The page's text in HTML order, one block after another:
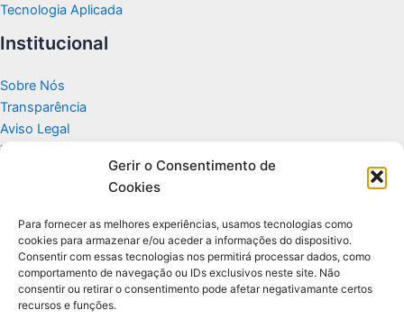
Gerir o Consentimento de
Cookies
Para fornecer as melhores experiências, usamos tecnologias como
cookies para armazenar e/ou aceder a informações do dispositivo.
Consentir com essas tecnologias nos permitirá processar dados, como
comportamento de navegação ou IDs exclusivos neste site. Não
consentir ou retirar o consentimento pode afetar negativamante certos
recursos e funções.
Tecnologia Aplicada
Institucional
Sobre Nós
Transparência
Aviso Legal
Termos de Uso
Politicas de Privacidade e Cookies
Apoio
Glossário de Tecnologia
Portal editorial independente sobre tecnologia, PC Gamer e guias